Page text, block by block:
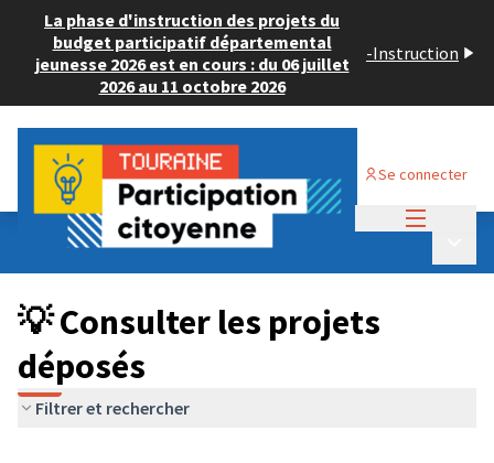
La phase d'instruction des projets du
budget participatif départemental
jeunesse 2026 est en cours : du 06 juillet
2026 au 11 octobre 2026
-Instruction
Se connecter
Budget Participatif JEUNESSE 2024
💡 Consulter les projets déposés
💡 Consulter les projets
déposés
Filtrer et rechercher